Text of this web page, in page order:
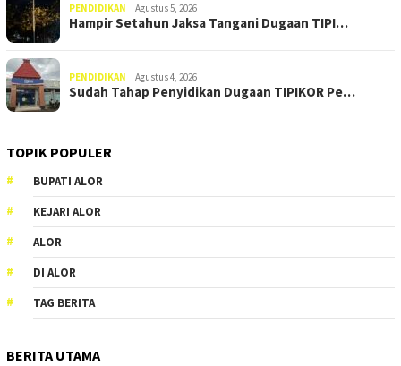
PENDIDIKAN Agustus 5, 2026
Hampir Setahun Jaksa Tangani Dugaan TIPI…
PENDIDIKAN Agustus 4, 2026
Sudah Tahap Penyidikan Dugaan TIPIKOR Pe…
TOPIK POPULER
BUPATI ALOR
KEJARI ALOR
ALOR
DI ALOR
TAG BERITA
BERITA UTAMA